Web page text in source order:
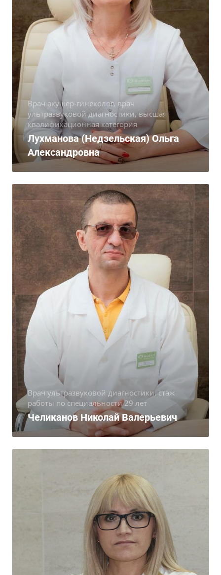
Врач акушер-гинеколог, врач
ультразвуковой диагностики, высшая
квалификационная категория
Лухманова (Недзельская) Ольга
Александровна
Врач ультразвуковой диагностики, стаж
работы по специальности 29 лет
Челиканов Николай Валерьевич